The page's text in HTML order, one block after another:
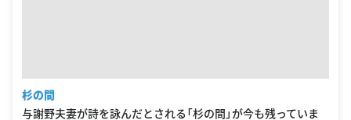
杉の間
与謝野夫妻が詩を詠んだとされる「杉の間」が今も残っていま